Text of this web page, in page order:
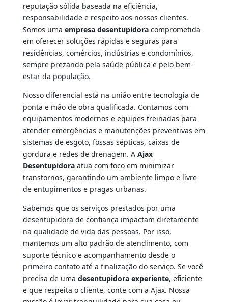
reputação sólida baseada na eficiência,
responsabilidade e respeito aos nossos clientes.
Somos uma empresa desentupidoracomprometida
em oferecer soluções rápidas e seguras para
residências, comércios, indústrias e condomínios,
sempre prezando pela saúde pública e pelo bem-
estar da população.
Nosso diferencial está na união entre tecnologia de
ponta e mão de obra qualificada. Contamos com
equipamentos modernos e equipes treinadas para
atender emergências e manutenções preventivas em
sistemas de esgoto, fossas sépticas, caixas de
gordura e redes de drenagem. A Ajax
Desentupidoraatua com foco em minimizar
transtornos, garantindo um ambiente limpo e livre
de entupimentos e pragas urbanas.
Sabemos que os serviços prestados por uma
desentupidora de confiança impactam diretamente
na qualidade de vida das pessoas. Por isso,
mantemos um alto padrão de atendimento, com
suporte técnico e acompanhamento desde o
primeiro contato até a finalização do serviço. Se você
precisa de uma desentupidora experiente, eficiente
e que respeita o cliente, conte com a Ajax. Nossa